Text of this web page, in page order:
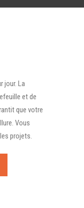
jour. La
et de
que votre
Vous
projets.